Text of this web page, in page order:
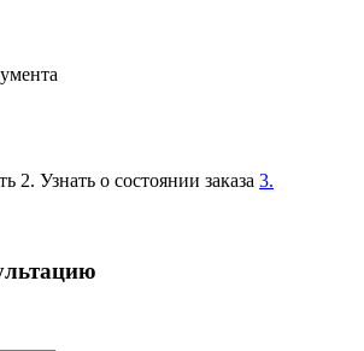
2. Узнать о состоянии заказа 3.